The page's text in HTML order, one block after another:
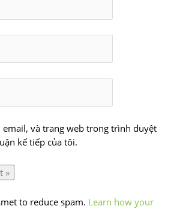
email, và trang web trong trình duyệt
kế tiếp của tôi.
to reduce spam. Learn how your